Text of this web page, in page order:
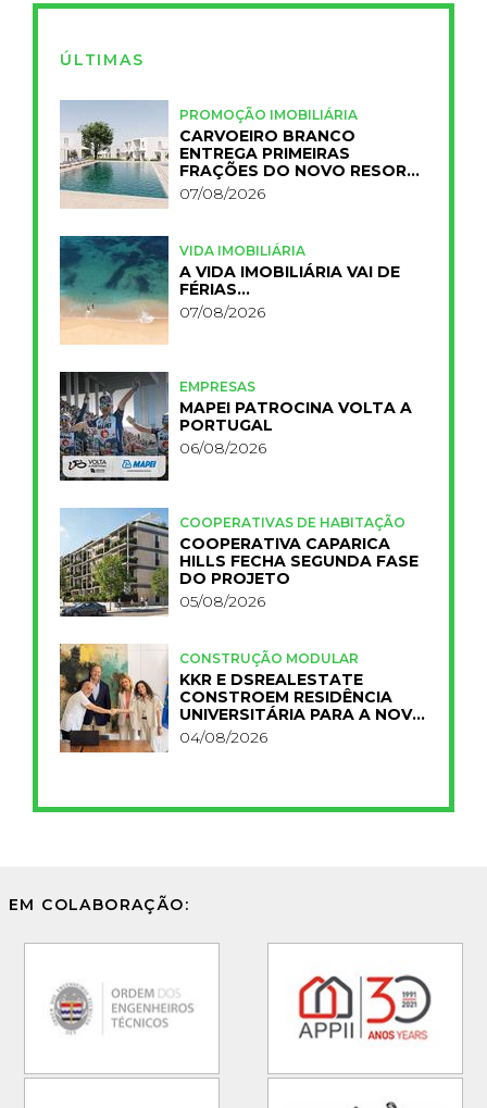
ÚLTIMAS
PROMOÇÃO IMOBILIÁRIA
CARVOEIRO BRANCO
ENTREGA PRIMEIRAS
FRAÇÕES DO NOVO RESORT
PRIMELIFE
07/08/2026
VIDA IMOBILIÁRIA
A VIDA IMOBILIÁRIA VAI DE
FÉRIAS…
07/08/2026
EMPRESAS
MAPEI PATROCINA VOLTA A
PORTUGAL
06/08/2026
COOPERATIVAS DE HABITAÇÃO
COOPERATIVA CAPARICA
HILLS FECHA SEGUNDA FASE
DO PROJETO
05/08/2026
CONSTRUÇÃO MODULAR
KKR E DSREALESTATE
CONSTROEM RESIDÊNCIA
UNIVERSITÁRIA PARA A NOVA
FCT
04/08/2026
EM COLABORAÇÃO: